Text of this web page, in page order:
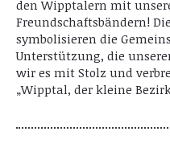
den Wipptalern mit
Freundschaftsbändern!
symbolisieren die
Unterstützung, die
wir es mit Stolz und
„Wipptal, der kleine